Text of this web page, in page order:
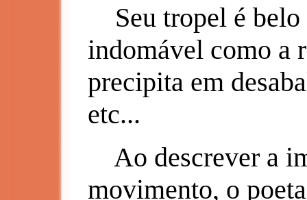
Seu tropel é belo
indomável como a
precipita em
etc...
Ao descrever a
movimento, o